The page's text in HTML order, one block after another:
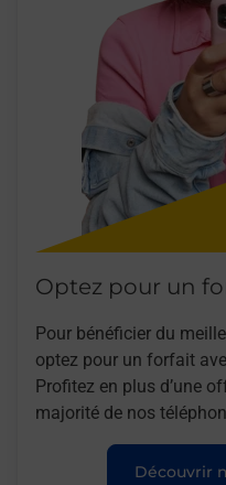
Optez pour un
Pour bénéficier du
optez pour un forfait
Profitez en plus d’une
majorité de nos
Découvrir